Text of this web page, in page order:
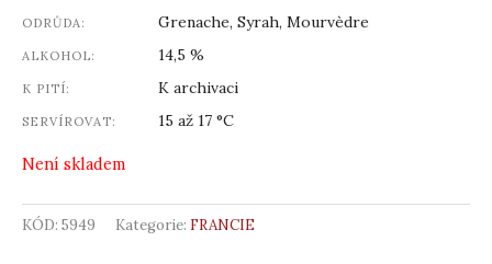
ODRŮDA: Grenache, Syrah, Mourvèdre
ALKOHOL: 14,5 %
K PITÍ: K archivaci
SERVÍROVAT: 15 až 17 °C
Není skladem
KÓD: 5949 Kategorie: FRANCIE